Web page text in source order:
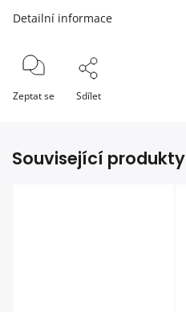
Detailní informace
Zeptat se Sdílet
Související produkty